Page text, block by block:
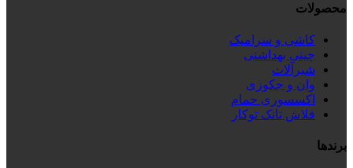
محصولات
کاشی و سرامیک
چینی بهداشتی
شیرآلات
وان و جکوزی
اکسسوری حمام
فلاش تانک توکار
برندها